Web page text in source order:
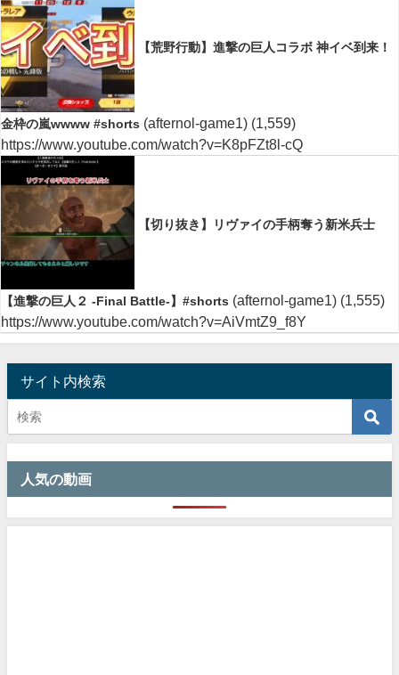
【荒野行動】進撃の巨人コラボ 神イベ到来！
金枠の嵐wwww #shorts (afternol-game1) (1,559)
https://www.youtube.com/watch?v=K8pFZt8l-cQ
【切り抜き】リヴァイの手柄奪う新米兵士
【進撃の巨人２ -Final Battle-】#shorts (afternol-game1) (1,555)
https://www.youtube.com/watch?v=AiVmtZ9_f8Y
サイト内検索
人気の動画